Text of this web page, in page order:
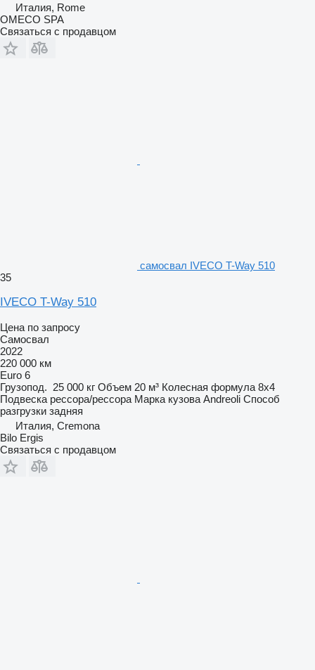
Италия, Rome
OMECO SPA
Связаться с продавцом
самосвал IVECO T-Way 510
35
IVECO T-Way 510
Цена по запросу
Самосвал
2022
220 000 км
Euro 6
Грузопод. 25 000 кг Объем 20 м³ Колесная формула 8x4
Подвеска рессора/рессора Марка кузова Andreoli Способ
разгрузки задняя
Италия, Cremona
Bilo Ergis
Связаться с продавцом